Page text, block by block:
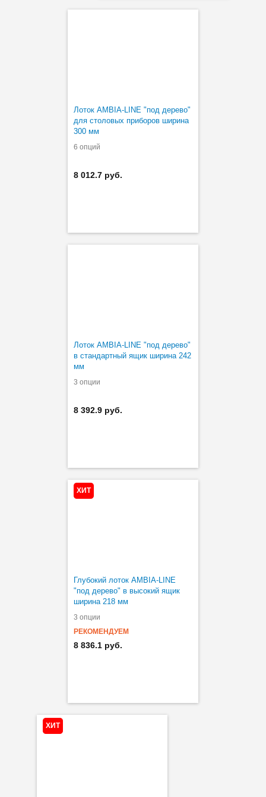
Лоток AMBIA-LINE "под дерево"
для столовых приборов ширина
300 мм
6 опций
8 012.7 руб.
Лоток AMBIA-LINE "под дерево"
в стандартный ящик ширина 242
мм
3 опции
8 392.9 руб.
ХИТ
Глубокий лоток AMBIA-LINE
"под дерево" в высокий ящик
ширина 218 мм
3 опции
РЕКОМЕНДУЕМ
8 836.1 руб.
ХИТ